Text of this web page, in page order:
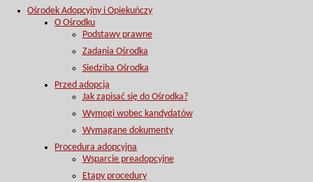
Ośrodek Adopcyjny i Opiekuńczy
O Ośrodku
Podstawy prawne
Zadania Ośrodka
Siedziba Ośrodka
Przed adopcją
Jak zapisać się do Ośrodka?
Wymogi wobec kandydatów
Wymagane dokumenty
Procedura adopcyjna
Wsparcie preadopcyjne
Etapy procedury